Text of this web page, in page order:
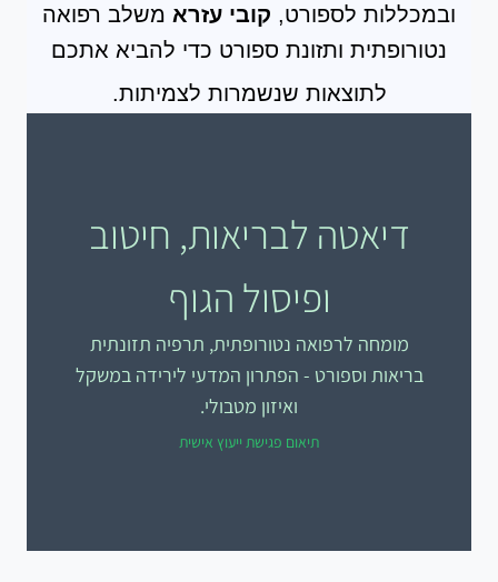
ובמכללות לספורט, קובי עזרא משלב רפואה
נטורופתית ותזונת ספורט כדי להביא אתכם
לתוצאות שנשמרות לצמיתות.
דיאטה לבריאות, חיטוב
ופיסול הגוף
מומחה לרפואה נטורופתית, תרפיה תזונתית
בריאות וספורט - הפתרון המדעי לירידה במשקל
ואיזון מטבולי.
תיאום פגישת ייעוץ אישית